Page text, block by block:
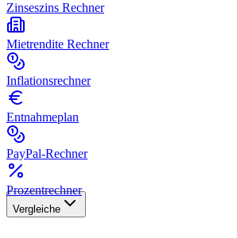
Zinseszins Rechner
Mietrendite Rechner
Inflationsrechner
Entnahmeplan
PayPal-Rechner
Prozentrechner
Vergleiche